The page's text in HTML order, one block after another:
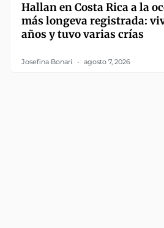
Hallan en Costa Rica a la
más longeva registrada:
años y tuvo varias crías
Josefina Bonari agosto 7, 2026